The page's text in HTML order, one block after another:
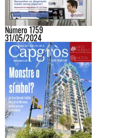
Número 1759
31/05/2024